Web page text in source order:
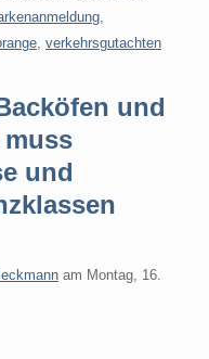
verkehrsgutachten
und
und
am Montag, 16.